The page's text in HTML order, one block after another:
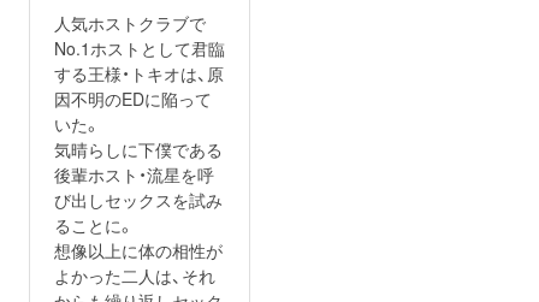
人気ホストクラブで
No.1ホストとして君臨
する王様・トキオは、原
因不明のEDに陥って
いた。
気晴らしに下僕である
後輩ホスト・流星を呼
び出しセックスを試み
ることに。
想像以上に体の相性が
よかった二人は、それ